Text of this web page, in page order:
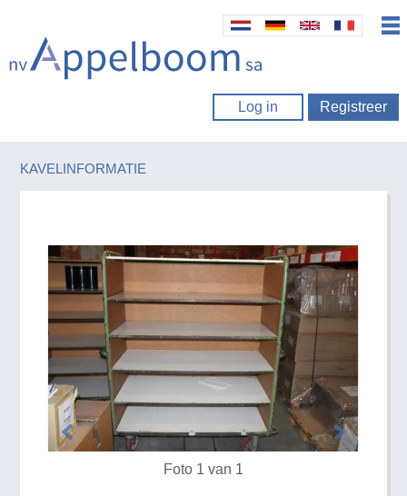
Log in Registreer
KAVELINFORMATIE
Foto 1 van 1